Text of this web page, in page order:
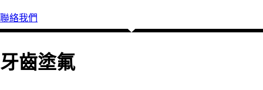
聯絡我們
牙齒塗氟